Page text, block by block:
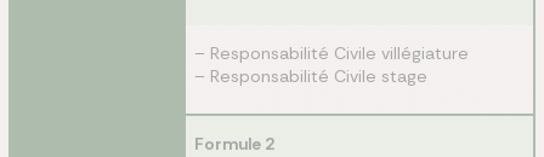
– Responsabilité Civile villégiature
– Responsabilité Civile stage
Formule 2